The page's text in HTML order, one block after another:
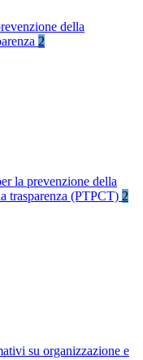
della
2
la prevenzione della
trasparenza (PTPCT) 2
su organizzazione e